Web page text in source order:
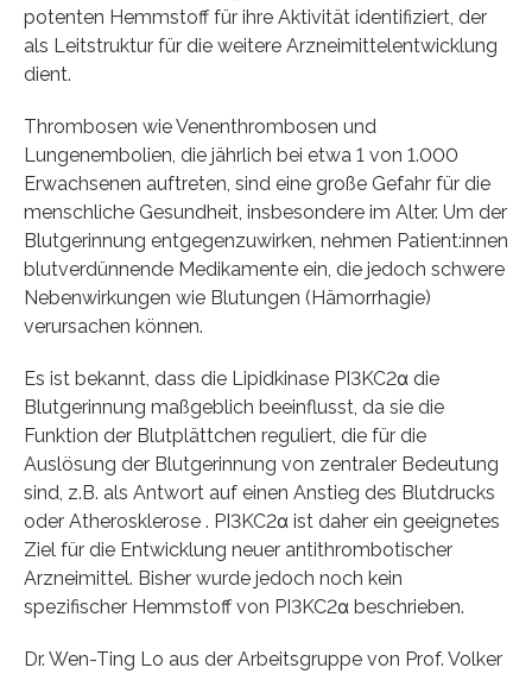
potenten Hemmstoff für ihre Aktivität identifiziert, der
als Leitstruktur für die weitere Arzneimittelentwicklung
dient.
Thrombosen wie Venenthrombosen und
Lungenembolien, die jährlich bei etwa 1 von 1.000
Erwachsenen auftreten, sind eine große Gefahr für die
menschliche Gesundheit, insbesondere im Alter. Um der
Blutgerinnung entgegenzuwirken, nehmen Patient:innen
blutverdünnende Medikamente ein, die jedoch schwere
Nebenwirkungen wie Blutungen (Hämorrhagie)
verursachen können.
Es ist bekannt, dass die Lipidkinase PI3KC2α die
Blutgerinnung maßgeblich beeinflusst, da sie die
Funktion der Blutplättchen reguliert, die für die
Auslösung der Blutgerinnung von zentraler Bedeutung
sind, z.B. als Antwort auf einen Anstieg des Blutdrucks
oder Atherosklerose . PI3KC2α ist daher ein geeignetes
Ziel für die Entwicklung neuer antithrombotischer
Arzneimittel. Bisher wurde jedoch noch kein
spezifischer Hemmstoff von PI3KC2α beschrieben.
Dr. Wen-Ting Lo aus der Arbeitsgruppe von Prof. Volker